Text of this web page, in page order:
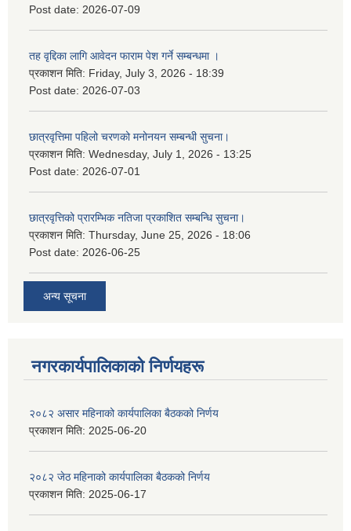
Post date: 2026-07-09
तह वृद्दिका लागि आवेदन फाराम पेश गर्ने सम्बन्धमा ।
प्रकाशन मिति: Friday, July 3, 2026 - 18:39
Post date: 2026-07-03
छात्रवृत्तिमा पहिलो चरणको मनोनयन सम्बन्धी सुचना।
प्रकाशन मिति: Wednesday, July 1, 2026 - 13:25
Post date: 2026-07-01
छात्रवृत्तिको प्रारम्भिक नतिजा प्रकाशित सम्बन्धि सुचना।
प्रकाशन मिति: Thursday, June 25, 2026 - 18:06
Post date: 2026-06-25
अन्य सूचना
नगरकार्यपालिकाकाे निर्णयहरू
२०८२ असार महिनाको कार्यपालिका बैठकको निर्णय
प्रकाशन मिति: 2025-06-20
२०८२ जेठ महिनाको कार्यपालिका बैठकको निर्णय
प्रकाशन मिति: 2025-06-17